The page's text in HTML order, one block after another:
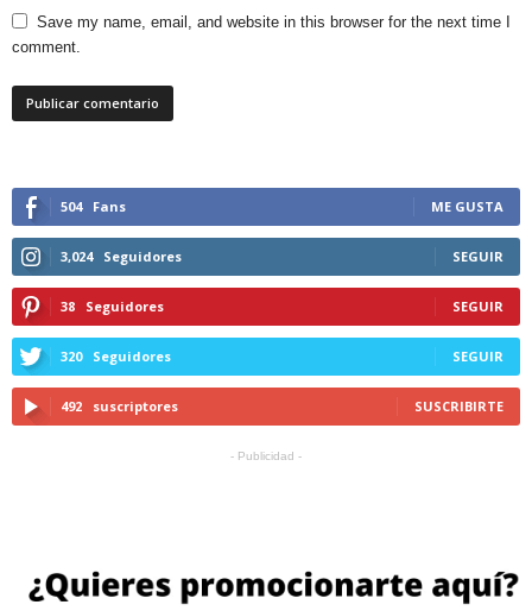
Save my name, email, and website in this browser for the next time I
comment.
504 Fans ME GUSTA
3,024 Seguidores SEGUIR
38 Seguidores SEGUIR
320 Seguidores SEGUIR
492 suscriptores SUSCRIBIRTE
- Publicidad -